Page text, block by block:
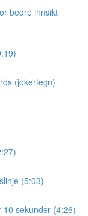
bedre innsikt
(jokertegn)
(5:03)
sekunder (4:26)